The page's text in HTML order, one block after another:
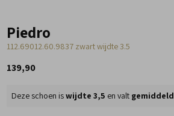
Piedro
112.69012.60.9837 zwart wijdte 3.5
139,90
Deze schoen iswijdte 3,5 en valt gemiddeld